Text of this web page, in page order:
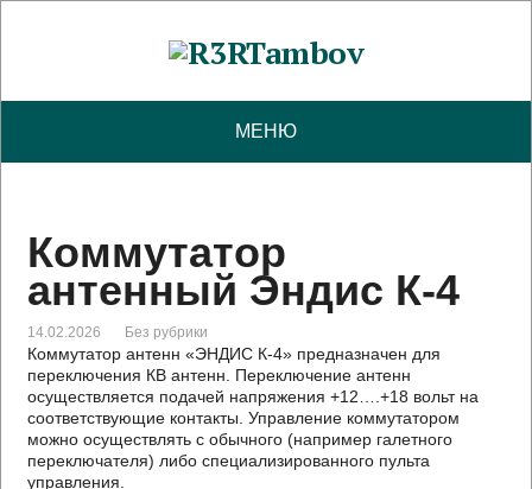
МЕНЮ
Коммутатор
антенный Эндис К-4
14.02.2026 Без рубрики
Коммутатор антенн «ЭНДИС К-4» предназначен для
переключения КВ антенн. Переключение антенн
осуществляется подачей напряжения +12….+18 вольт на
соответствующие контакты. Управление коммутатором
можно осуществлять с обычного (например галетного
переключателя) либо специализированного пульта
управления.